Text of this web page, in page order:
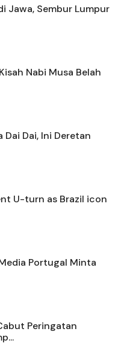
Jawa, Sembur Lumpur
Nabi Musa Belah
Dai Dai, Ini Deretan
U-turn as Brazil icon
Portugal Minta
Peringatan